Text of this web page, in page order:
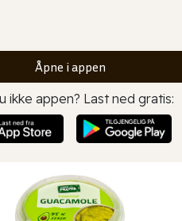
Åpne i appen
ikke appen? Last ned gratis: